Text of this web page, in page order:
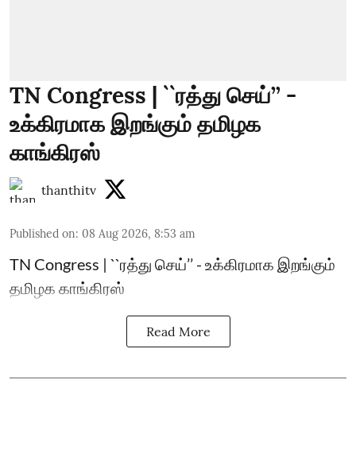
TN Congress | ``ரத்து செய்’’ -
உக்கிரமாக இறங்கும் தமிழக
காங்கிரஸ்
thanthitv
Published on: 08 Aug 2026, 8:53 am
TN Congress | ``ரத்து செய்’’ - உக்கிரமாக இறங்கும்
தமிழக காங்கிரஸ்
Read More